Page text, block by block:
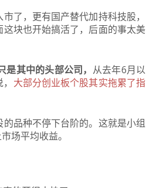
了，更有国产替代加持科技股，
这块也开始搞活了，后面的事太美
其中的头部公司， 从去年6月以
大部分创业板个股其实拖累了指
品种不停下台阶的。 这就是小组
场平均收益。